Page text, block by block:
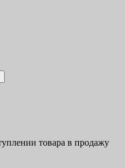
товара в продажу